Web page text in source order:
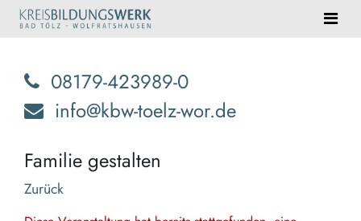
08179-423989-0
info@kbw-toelz-wor.de
Familie gestalten
Zurück